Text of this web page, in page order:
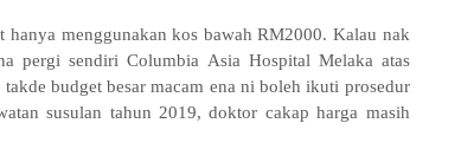
menggunakan kos bawah RM2000. Kalau nak
pergi sendiri Columbia Asia Hospital Melaka atas
budget besar macam ena ni boleh ikuti prosedur
susulan tahun 2019, doktor cakap harga masih